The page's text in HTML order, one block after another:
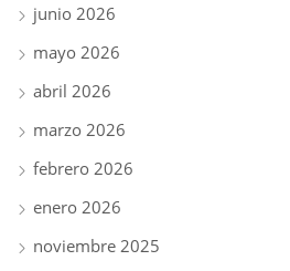
junio 2026
mayo 2026
abril 2026
marzo 2026
febrero 2026
enero 2026
noviembre 2025